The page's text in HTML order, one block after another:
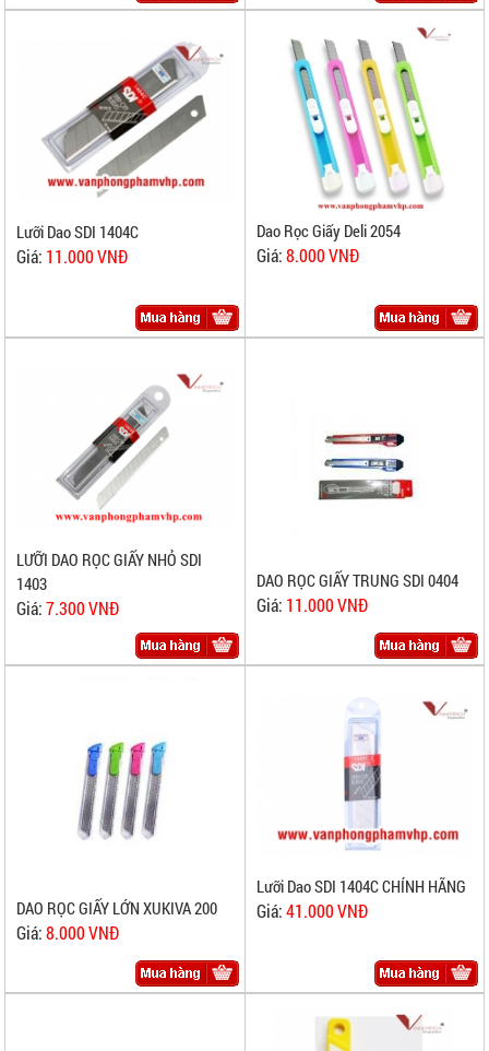
Lưỡi Dao SDI 1404C
Giá: 11.000 VNĐ
Dao Rọc Giấy Deli 2054
Giá:8.000 VNĐ
LƯỠI DAO RỌC GIẤY NHỎ SDI
1403
Giá:7.300 VNĐ
DAO RỌC GIẤY TRUNG SDI 0404
Giá: 11.000 VNĐ
DAO RỌC GIẤY LỚN XUKIVA 200
Giá:8.000 VNĐ
Lưỡi Dao SDI 1404C CHÍNH HÃNG
Giá:41.000 VNĐ